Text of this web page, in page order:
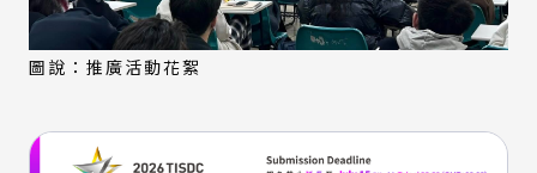
圖說：推廣活動花絮